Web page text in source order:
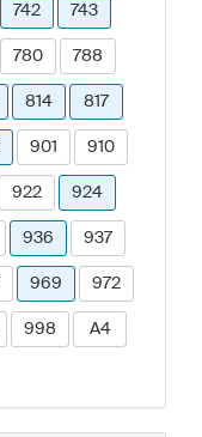
742 743
780 788
814 817
901 910
922 924
936 937
969 972
998 A4